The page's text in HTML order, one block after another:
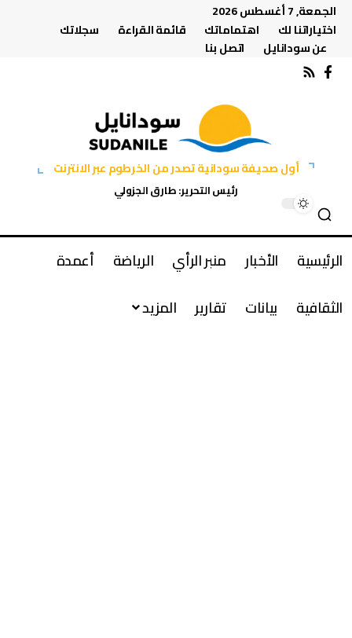
الجمعة, 7 أغسطس 2026
اختياراتنا لك
اهتماماتك قائمة القراءة
سجلاتك
عن سودانايل
اتصل بنا
أول صحيفة سودانية تصدر من الخرطوم عبر الانترنت
رئيس التحرير: طارق الجزولي
الرئيسية الأخبار منبر الرأي الرياضة
أعمدة
الثقافية
بيانات تقارير المزيد